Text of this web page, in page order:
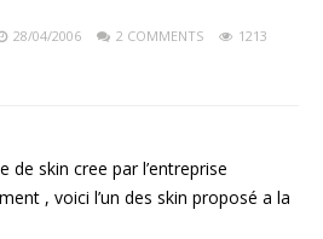
28/04/2006 2 COMMENTS
1213
de skin cree par l’entreprise
, voici l’un des skin proposé a la